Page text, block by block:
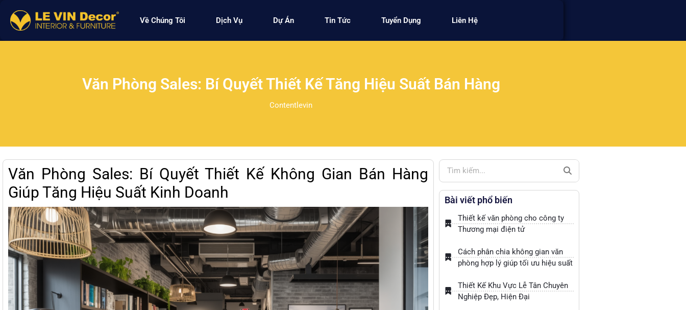
Về Chúng Tôi Dịch Vụ Dự Án Tin Tức Tuyển Dụng Liên Hệ
Văn Phòng Sales: Bí Quyết Thiết Kế Tăng Hiệu Suất Bán Hàng
Contentlevin
Văn Phòng Sales: Bí Quyết Thiết Kế Không Gian Bán Hàng
Giúp Tăng Hiệu Suất Kinh Doanh
Bài viết phổ biến
Thiết kế văn phòng cho công ty
Thương mại điện tử
Cách phân chia không gian văn
phòng hợp lý giúp tối ưu hiệu suất
Thiết Kế Khu Vực Lễ Tân Chuyên
Nghiệp Đẹp, Hiện Đại